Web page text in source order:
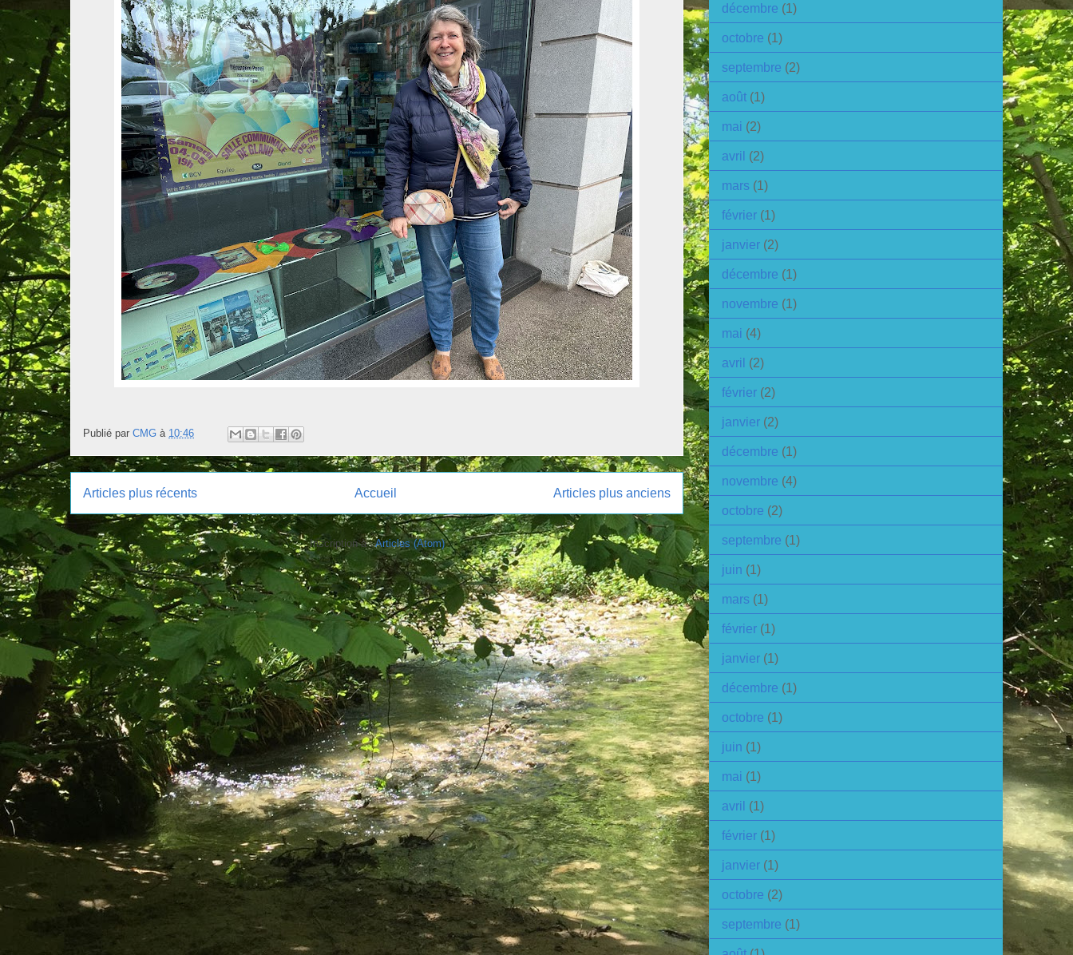
Publié par CMG à 10:46
Articles plus récents Articles plus anciens
Accueil
Inscription à :Articles (Atom)
décembre (1)
octobre (1)
septembre (2)
août (1)
mai (2)
avril (2)
mars (1)
février (1)
janvier (2)
décembre (1)
novembre (1)
mai (4)
avril (2)
février (2)
janvier (2)
décembre (1)
novembre (4)
octobre (2)
septembre (1)
juin (1)
mars (1)
février (1)
janvier (1)
décembre (1)
octobre (1)
juin (1)
mai (1)
avril (1)
février (1)
janvier (1)
octobre (2)
septembre (1)